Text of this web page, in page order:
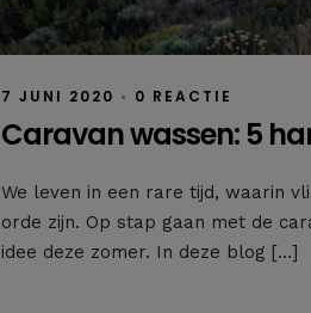
7 JUNI 2020 • 0 REACTIE
Caravan wassen: 5
We leven in een rare tijd, waarin
orde zijn. Op stap gaan met de
idee deze zomer. In deze blog […]